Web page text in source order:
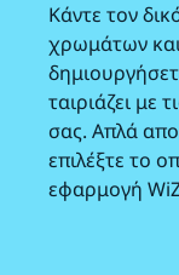
Κάντε τον
χρωμάτων
ταιριάζει με
σας. Απλά
επιλέξτε το
εφαρμογή